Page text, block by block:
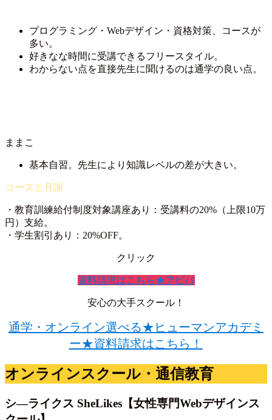
プログラミング・Webデザイン・資格対策、コースが
多い。
好きなな時間に受講できるフリースタイル。
わからない点を直接先生に聞けるのは通学の良い点。
ままこ
基本自習。先生により知識レベルの差が大きい。
・教育訓練給付制度対象講座あり：受講料の20%（上限10万
円）支給。
・学生割引あり：20%OFF。
クリック
資料請求はこちら★アビバ
安心の大手スクール！
通学・オンライン選べる★ヒューマンアカデミ
ー★資料請求はこちら！
オンラインスクール・通信教育
シ―ライクス SheLikes【女性専門Webデザインス